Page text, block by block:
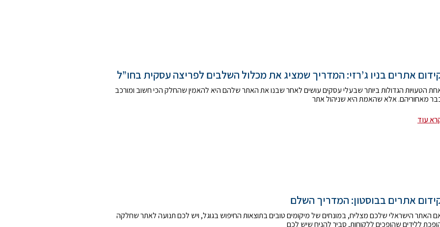
אתרים בניו ג’רזי: המדריך שמציג את מכלול השלבים לפריצה עסקית בחו”ל
הטעויות הגדולות ביותר שבעלי עסקים עושים לאחר שבנו את האתר שלהם היא להאמין שהחלק הכי חשוב ומורכב
מאחוריהם. אלא שהאמת היא שניהול אתר
עוד
אתרים בבוסטון: המדריך השלם
האתר הישראלי שלכם מצליח, במונחים של מיקומים טובים בתוצאות החיפוש בגוגל, ויש לכם תנועה לאתר שחלקה
ללידים שהופכים ללקוחות, סביר להניח שיש לכם